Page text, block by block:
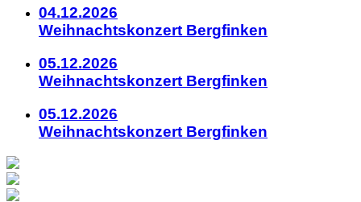
04.12.2026
Weihnachtskonzert Bergfinken
05.12.2026
Weihnachtskonzert Bergfinken
05.12.2026
Weihnachtskonzert Bergfinken